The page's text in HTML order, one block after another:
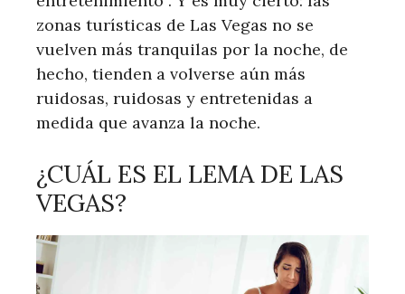
zonas turísticas de Las Vegas no se
vuelven más tranquilas por la noche, de
hecho, tienden a volverse aún más
ruidosas, ruidosas y entretenidas a
medida que avanza la noche.
¿CUÁL ES EL LEMA DE LAS
VEGAS?